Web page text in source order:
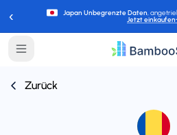
‹ Japan Unbegrenzte Daten,
Jetzt einkaufen
Zurück